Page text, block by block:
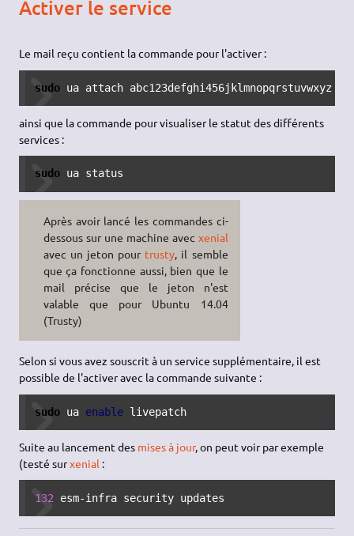
Activer le service
Le mail reçu contient la commande pour l'activer :
sudo ua attach abc123defghi456jklmnopqrstuvwxyz
ainsi que la commande pour visualiser le statut des différents
services :
sudo ua status
Après avoir lancé les commandes ci-
dessous sur une machine avec xenial
avec un jeton pour trusty , il semble
que ça fonctionne aussi, bien que le
mail précise que le jeton n'est
valable que pour Ubuntu 14.04
(Trusty)
Selon si vous avez souscrit à un service supplémentaire, il est
possible de l'activer avec la commande suivante :
sudo ua enable livepatch
Suite au lancement des mises à jour, on peut voir par exemple
(testé surxenial :
132 esm-infra security updates